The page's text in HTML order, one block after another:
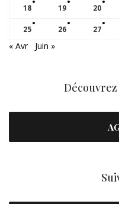
18 19 20
25 26 27
« Avr Juin »